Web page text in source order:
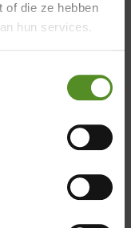
of die ze hebben
hun services.
17:00